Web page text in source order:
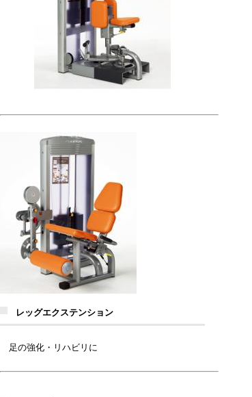
レッグエクステンション
足の強化・リハビリに